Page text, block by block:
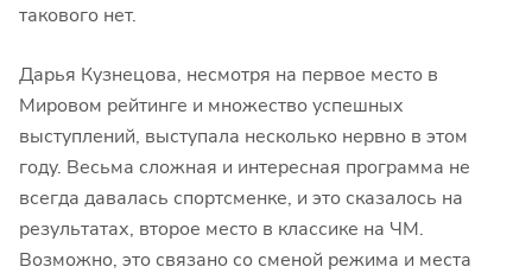
такового нет.
Дарья Кузнецова, несмотря на первое место в
Мировом рейтинге и множество успешных
выступлений, выступала несколько нервно в этом
году. Весьма сложная и интересная программа не
всегда давалась спортсменке, и это сказалось на
результатах, второе место в классике на ЧМ.
Возможно, это связано со сменой режима и места